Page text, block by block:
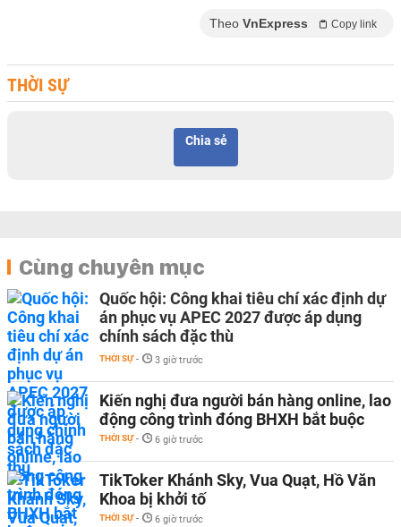
Theo VnExpress Copy link
THỜI SỰ
Chia sẻ
Cùng chuyên mục
Quốc hội: Công khai tiêu chí xác định dự
án phục vụ APEC 2027 được áp dụng
chính sách đặc thù
THỜI SỰ - 3 giờ trước
Kiến nghị đưa người bán hàng online, lao
động công trình đóng BHXH bắt buộc
THỜI SỰ - 6 giờ trước
TikToker Khánh Sky, Vua Quạt, Hồ Văn
Khoa bị khởi tố
THỜI SỰ - 6 giờ trước